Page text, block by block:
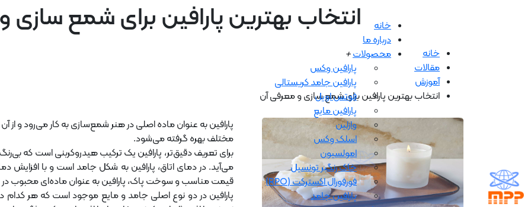
خانه
درباره ما
محصولات+
پارافین وکس
پارافین جامد کریستالی
فوتس اويل
پارافین مایع
وازلین
اسلک وکس
امولسیون
خاک رنگبر تونسیل
فورفورال اکسترکت (RPO)
پارافین جامد
انتخاب بهترین پارافین برای شمع
خانه
مقالات
آموزش
انتخاب بهترین پارافین برای شمع سازی و معرفی آن
پارافین به عنوان ماده اصلی در هنر شمع‌سازی به کار می‌رود و
مختلف بهره گرفته می‌شود.
برای تعریف دقیق‌تر، پارافین یک ترکیب هیدروکربنی است که
قیمت مناسب و سوخت پاک، پارافین به عنوان ماده‌ای محبوب
پارافین در دو نوع اصلی جامد و مایع موجود است که هر کدام